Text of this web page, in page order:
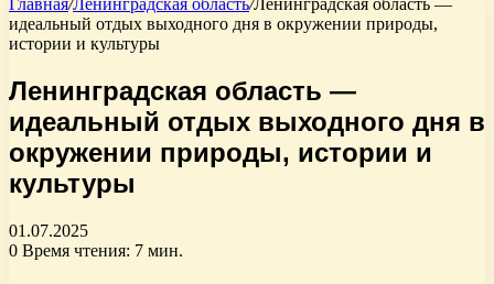
Главная/Ленинградская область/Ленинградская область —
идеальный отдых выходного дня в окружении природы,
истории и культуры
Ленинградская область —
идеальный отдых выходного дня в
окружении природы, истории и
культуры
01.07.2025
0 Время чтения: 7 мин.